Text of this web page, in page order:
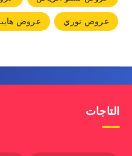
عروض نوري
عروض
التاجات